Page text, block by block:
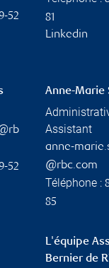
52
81
Linkedin
52
Anne-Marie
Assistant
anne-
@rbc.com
Téléphone :
85
L'équipe
Bernier de